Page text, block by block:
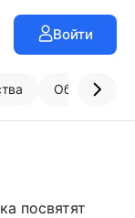
Войти
посвятят